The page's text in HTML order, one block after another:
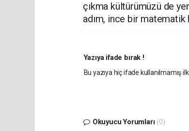
çıkma kültürümüzü de
adım, ince bir matematik
Yazıya ifade bırak !
Bu yazıya hiç ifade kullanılmamış
Okuyucu Yorumları (0)